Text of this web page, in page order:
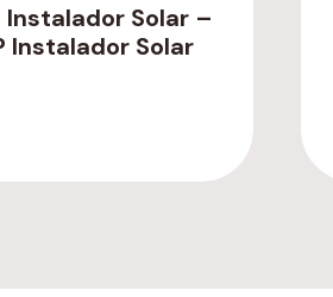
Instalador Solar –
Instalador Solar